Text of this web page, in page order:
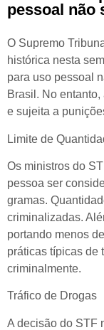
pessoal não
O Supremo
histórica nesta
para uso pessoal
Brasil. No
e sujeita a
Limite de
Os ministros do
pessoa ser
gramas.
criminalizadas.
portando menos
práticas típicas de
criminalmente.
Tráfico de Drogas
A decisão do STF